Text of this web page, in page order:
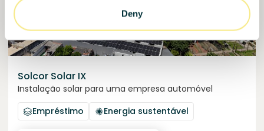
Deny
Solcor Solar IX
Instalação solar para uma empresa automóvel
Empréstimo
Energia sustentável